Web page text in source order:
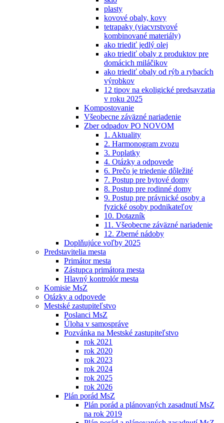
plasty
kovové obaly, kovy
tetrapaky (viacvrstvové
kombinované materiály)
ako triediť jedlý olej
ako triediť obaly z produktov pre
domácich miláčikov
ako triediť obaly od rýb a rybacích
výrobkov
12 tipov na ekoligické predsavzatia
v roku 2025
Kompostovanie
Všeobecne záväzné nariadenie
Zber odpadov PO NOVOM
1. Aktuality
2. Harmonogram zvozu
3. Poplatky
4. Otázky a odpovede
6. Prečo je triedenie dôležité
7. Postup pre bytové domy
8. Postup pre rodinné domy
9. Postup pre právnické osoby a
fyzické osoby podnikateľov
10. Dotazník
11. Všeobecne záväzné nariadenie
12. Zberné nádoby
Doplňujúce voľby 2025
Predstavitelia mesta
Primátor mesta
Zástupca primátora mesta
Hlavný kontrolór mesta
Komisie MsZ
Otázky a odpovede
Mestské zastupiteľstvo
Poslanci MsZ
Úloha v samospráve
Pozvánka na Mestské zastupiteľstvo
rok 2021
rok 2020
rok 2023
rok 2024
rok 2025
rok 2026
Plán porád MsZ
Plán porád a plánovaných zasadnutí MsZ
na rok 2019